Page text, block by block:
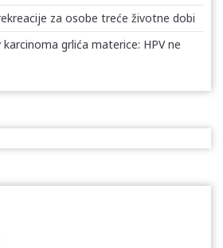
za osobe treće životne dobi
grlića materice: HPV ne